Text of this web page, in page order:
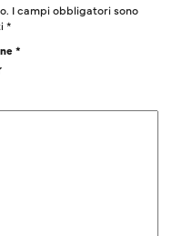
I campi obbligatori sono
*
*